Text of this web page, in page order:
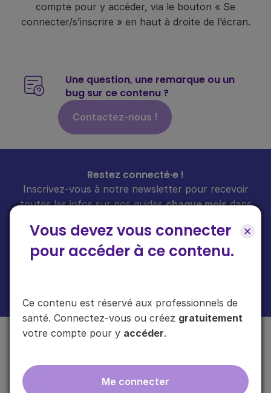
Vous devez vous connecter
pour accéder à ce contenu.
Ce contenu est réservé aux professionnels de
santé. Connectez-vous ou créez gratuitement
votre compte pour y accéder.
Me connecter
compte pour y accéder, via le bouton « Se
connecter/s’inscrire » en haut à droite de l’écran.
Une question, une remarque ou un
bug sur ce contenu ?
Contactez-nous !
Restez connecté·e !
Inscrivez-vous à notre newsletter pour recevoir
toutes les infos sur nos guideschaque moisdans